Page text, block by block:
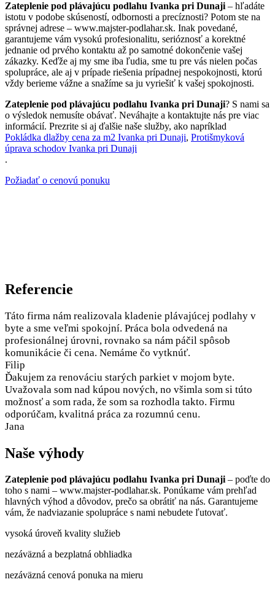
Zateplenie pod plávajúcu podlahu Ivanka pri Dunaji– hľadáte
istotu v podobe skúseností, odbornosti a precíznosti? Potom ste na
správnej adrese – www.majster-podlahar.sk. Inak povedané,
garantujeme vám vysokú profesionalitu, serióznosť a korektné
jednanie od prvého kontaktu až po samotné dokončenie vašej
zákazky. Keďže aj my sme iba ľudia, sme tu pre vás nielen počas
spolupráce, ale aj v prípade riešenia prípadnej nespokojnosti, ktorú
vždy berieme vážne a snažíme sa ju vyriešiť k vašej spokojnosti.
Zateplenie pod plávajúcu podlahu Ivanka pri Dunaji? S nami sa
o výsledok nemusíte obávať. Neváhajte a kontaktujte nás pre viac
informácií. Prezrite si aj ďalšie naše služby, ako napríklad
Pokládka dlažby cena za m2 Ivanka pri Dunaji, Protišmyková
úprava schodov Ivanka pri Dunaji
.
Požiadať o cenovú ponuku
Referencie
Táto firma nám realizovala kladenie plávajúcej podlahy v
byte a sme veľmi spokojní. Práca bola odvedená na
profesionálnej úrovni, rovnako sa nám páčil spôsob
komunikácie či cena. Nemáme čo vytknúť.
Filip
Ďakujem za renováciu starých parkiet v mojom byte.
Uvažovala som nad kúpou nových, no všimla som si túto
možnosť a som rada, že som sa rozhodla takto. Firmu
odporúčam, kvalitná práca za rozumnú cenu.
Jana
Naše výhody
Zateplenie pod plávajúcu podlahu Ivanka pri Dunaji – poďte do
toho s nami – www.majster-podlahar.sk. Ponúkame vám prehľad
hlavných výhod a dôvodov, prečo sa obrátiť na nás. Garantujeme
vám, že nadviazanie spolupráce s nami nebudete ľutovať.
vysoká úroveň kvality služieb
nezáväzná a bezplatná obhliadka
nezáväzná cenová ponuka na mieru